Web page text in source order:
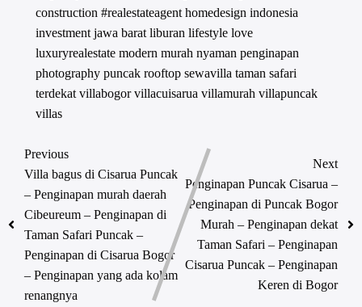
construction #realestateagent homedesign indonesia
investment jawa barat liburan lifestyle love
luxuryrealestate modern murah nyaman penginapan
photography puncak rooftop sewavilla taman safari
terdekat villabogorvillacuisarua villamurah villapuncak
villas
Previous
Villa bagus di Cisarua Puncak
– Penginapan murah daerah
Cibeureum – Penginapan di
Taman Safari Puncak –
Penginapan di Cisarua Bogor
– Penginapan yang ada kolam
renangnya
Next
Penginapan Puncak Cisarua –
Penginapan di Puncak Bogor
Murah – Penginapan dekat
Taman Safari – Penginapan
Cisarua Puncak – Penginapan
Keren di Bogor